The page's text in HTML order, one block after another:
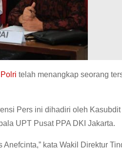
telah menangkap seorang
Pers ini dihadiri oleh
UPT Pusat PPA DKI Jakarta.
kata Wakil Direktur